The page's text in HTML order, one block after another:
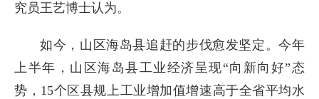
究员王艺博士认为。
如今，山区海岛县追赶的步伐愈发坚定。今年
上半年，山区海岛县工业经济呈现“向新向好”态
势，15个区县规上工业增加值增速高于全省平均水